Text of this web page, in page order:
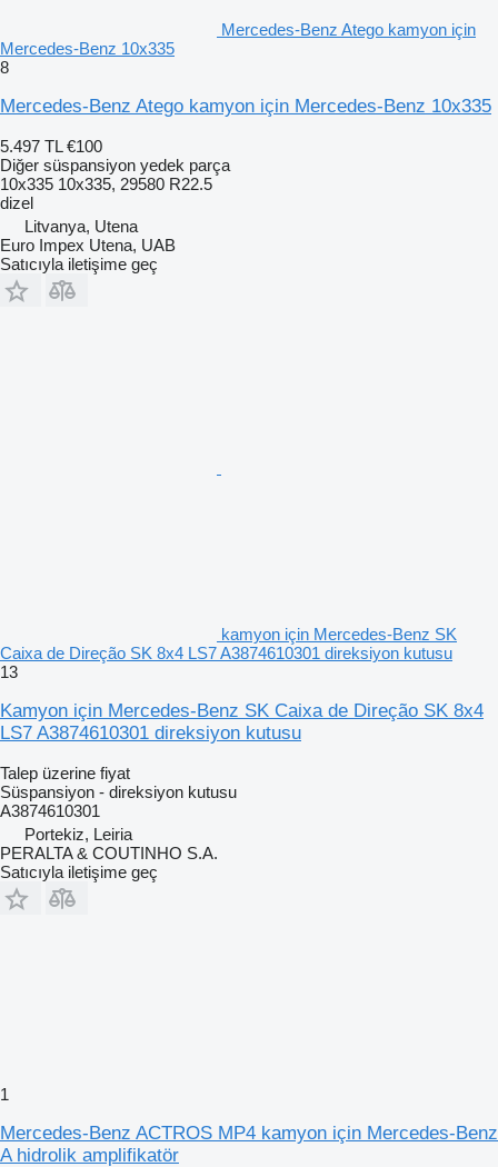
Mercedes-Benz Atego kamyon için
Mercedes-Benz 10x335
8
Mercedes-Benz Atego kamyon için Mercedes-Benz 10x335
5.497 TL €100
Diğer süspansiyon yedek parça
10x335 10x335, 29580 R22.5
dizel
Litvanya, Utena
Euro Impex Utena, UAB
Satıcıyla iletişime geç
kamyon için Mercedes-Benz SK
Caixa de Direção SK 8x4 LS7 A3874610301 direksiyon kutusu
13
Kamyon için Mercedes-Benz SK Caixa de Direção SK 8x4
LS7 A3874610301 direksiyon kutusu
Talep üzerine fiyat
Süspansiyon - direksiyon kutusu
A3874610301
Portekiz, Leiria
PERALTA & COUTINHO S.A.
Satıcıyla iletişime geç
1
Mercedes-Benz ACTROS MP4 kamyon için Mercedes-Benz
A hidrolik amplifikatör